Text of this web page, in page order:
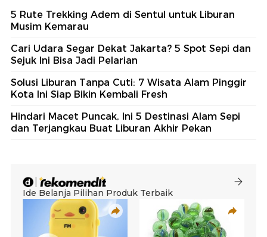
5 Rute Trekking Adem di Sentul untuk Liburan
Musim Kemarau
Cari Udara Segar Dekat Jakarta? 5 Spot Sepi dan
Sejuk Ini Bisa Jadi Pelarian
Solusi Liburan Tanpa Cuti: 7 Wisata Alam Pinggir
Kota Ini Siap Bikin Kembali Fresh
Hindari Macet Puncak, Ini 5 Destinasi Alam Sepi
dan Terjangkau Buat Liburan Akhir Pekan